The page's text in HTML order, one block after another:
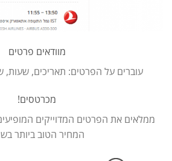
מוודאים פרטים
עוברים על הפרטים: תאריכים, שעות,
מכרטסים!
ממלאים את הפרטים המדוייקים
המחיר הטוב ביותר